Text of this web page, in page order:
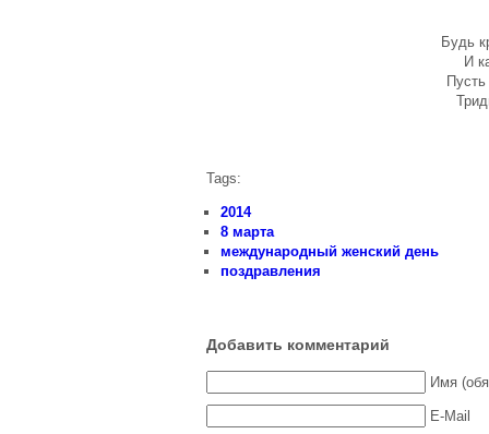
Будь
И
Tags:
2014
8 марта
международный женский день
поздравления
Добавить комментарий
Имя
E-Mail